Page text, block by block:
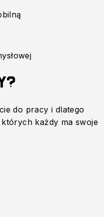
do pracy i dlatego
każdy ma swoje